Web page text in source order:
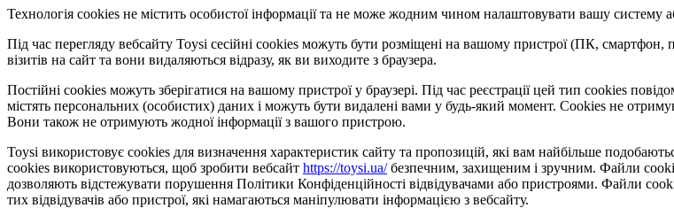
Технологія cookies не містить особистої інформації та не може жодним чином налаштовувати вашу систему
Під час перегляду вебсайту Toysi сесійні cookies можуть бути розміщені на вашому пристрої (ПК, смартфон,
візитів на сайт та вони видаляються відразу, як ви виходите з браузера.
Постійні cookies можуть зберігатися на вашому пристрої у браузері. Під час реєстрації цей тип cookies
містять персональних (особистих) даних і можуть бути видалені вами у будь-який момент. Сookies не
Вони також не отримують жодної інформації з вашого пристрою.
Toysi використовує cookies для визначення характеристик сайту та пропозицій, які вам найбільше
cookies використовуються, щоб зробити вебсайт https://toysi.ua/безпечним, захищеним і зручним. Файли
дозволяють відстежувати порушення Політики Конфіденційності відвідувачами або пристроями. Файли
тих відвідувачів або пристрої, які намагаються маніпулювати інформацією з вебсайту.